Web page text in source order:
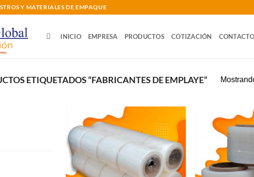
Y MATERIALES DE EMPAQUE
INICIO EMPRESA PRODUCTOS COTIZACIÓN CONTACTO
ETIQUETADOS “FABRICANTES DE EMPLAYE”